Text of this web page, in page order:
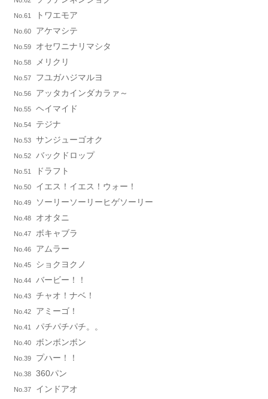
No.61 トワエモア
No.60 アケマシテ
No.59 オセワニナリマシタ
No.58 メリクリ
No.57 フユガハジマルヨ
No.56 アッタカインダカラァ～
No.55 ヘイマイド
No.54 テジナ
No.53 サンジューゴオク
No.52 バックドロップ
No.51 ドラフト
No.50 イエス！イエス！ウォー！
No.49 ソーリーソーリーヒゲソーリー
No.48 オオタニ
No.47 ボキャブラ
No.46 アムラー
No.45 ショクヨクノ
No.44 バービー！！
No.43 チャオ！ナベ！
No.42 アミーゴ！
No.41 パチパチパチ。。
No.40 ボンボンボン
No.39 プハー！！
No.38 360パン
No.37 インドアオ